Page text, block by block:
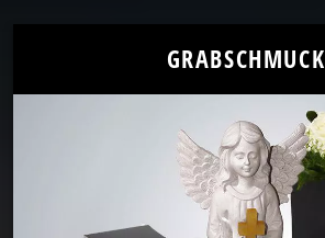
GRABSCHMUCK